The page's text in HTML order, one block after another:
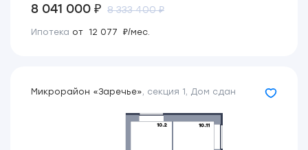
8 041 000 ₽ 8 333 400 ₽
Ипотека от 12 077 ₽/мес.
Микрорайон «Заречье», секция 1 , Дом сдан